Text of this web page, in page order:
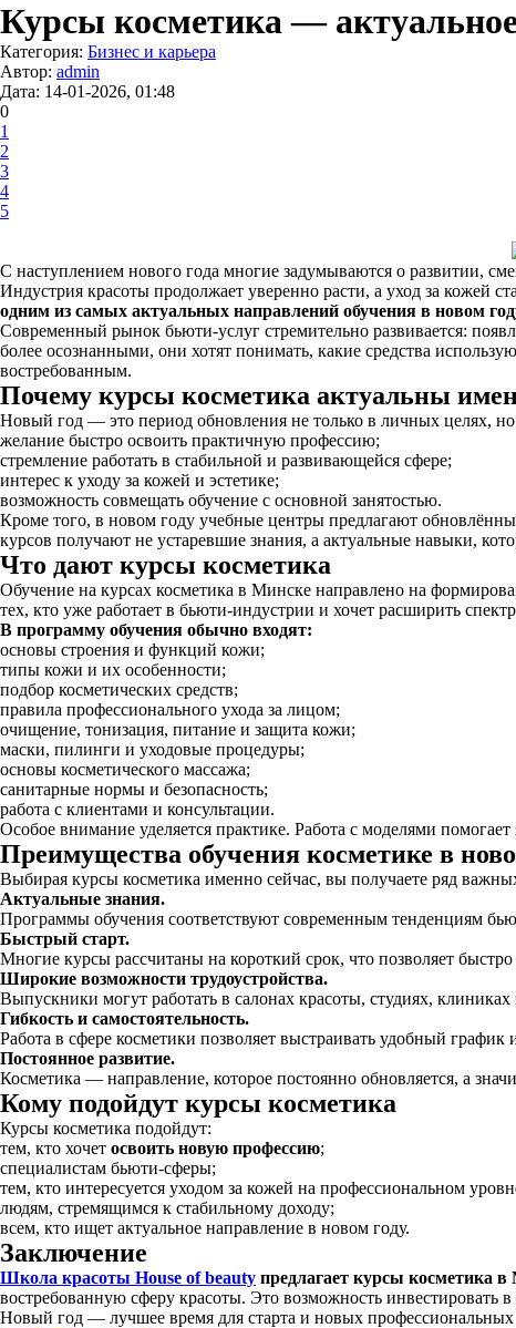
Курсы косметика —
Категория: Бизнес и карьера
Автор: admin
Дата: 14-01-2026, 01:48
0
1
2
3
4
5
С наступлением нового года многие задумываются о развитии,
Индустрия красоты продолжает уверенно расти, а уход за кожей
одним из самых актуальных направлений обучения в новом
Современный рынок бьюти-услуг стремительно развивается:
более осознанными, они хотят понимать, какие средства
востребованным.
Почему курсы косметика актуальны
Новый год — это период обновления не только в личных целях,
желание быстро освоить практичную профессию;
стремление работать в стабильной и развивающейся сфере;
интерес к уходу за кожей и эстетике;
возможность совмещать обучение с основной занятостью.
Кроме того, в новом году учебные центры предлагают
курсов получают не устаревшие знания, а актуальные навыки,
Что дают курсы косметика
Обучение на курсах косметика в Минске направлено на
тех, кто уже работает в бьюти-индустрии и хочет расширить спектр
В программу обучения обычно входят:
основы строения и функций кожи;
типы кожи и их особенности;
подбор косметических средств;
правила профессионального ухода за лицом;
очищение, тонизация, питание и защита кожи;
маски, пилинги и уходовые процедуры;
основы косметического массажа;
санитарные нормы и безопасность;
работа с клиентами и консультации.
Особое внимание уделяется практике. Работа с моделями
Преимущества обучения косметике в
Выбирая курсы косметика именно сейчас, вы получаете ряд
Актуальные знания.
Программы обучения соответствуют современным тенденциям
Быстрый старт.
Многие курсы рассчитаны на короткий срок, что позволяет
Широкие возможности трудоустройства.
Выпускники могут работать в салонах красоты, студиях,
Гибкость и самостоятельность.
Работа в сфере косметики позволяет выстраивать удобный график
Постоянное развитие.
Косметика — направление, которое постоянно обновляется, а
Кому подойдут курсы косметика
Курсы косметика подойдут:
тем, кто хочет освоить новую профессию;
специалистам бьюти-сферы;
тем, кто интересуется уходом за кожей на профессиональном
людям, стремящимся к стабильному доходу;
всем, кто ищет актуальное направление в новом году.
Заключение
Школа красоты House of beauty предлагает курсы косметика в
востребованную сферу красоты. Это возможность инвестировать
Новый год — лучшее время для старта и новых